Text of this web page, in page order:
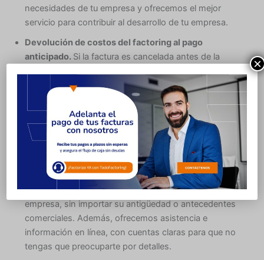
necesidades de tu empresa y ofrecemos el mejor
servicio para contribuir al desarrollo de tu empresa.
Devolución de costos del factoring al pago
anticipado. Si la factura es cancelada antes de la
factoring, devolvemos junto a laremesa
el costo
diario asociado a los días adelantados. La remesa es
el porcentaje del monto de la factura que queda
retenido en la operación, el cual depende del monto
entregado por nosotros.
Como empresa estamos preocupados de entregar
una atención rápida, sencilla y de excelencia porque
estamos comprometidos con el desarrollo de tu
empresa, sin importar su antigüedad o antecedentes
comerciales. Además, ofrecemos asistencia e
información en línea, con cuentas claras para que no
tengas que preocuparte por detalles.
×